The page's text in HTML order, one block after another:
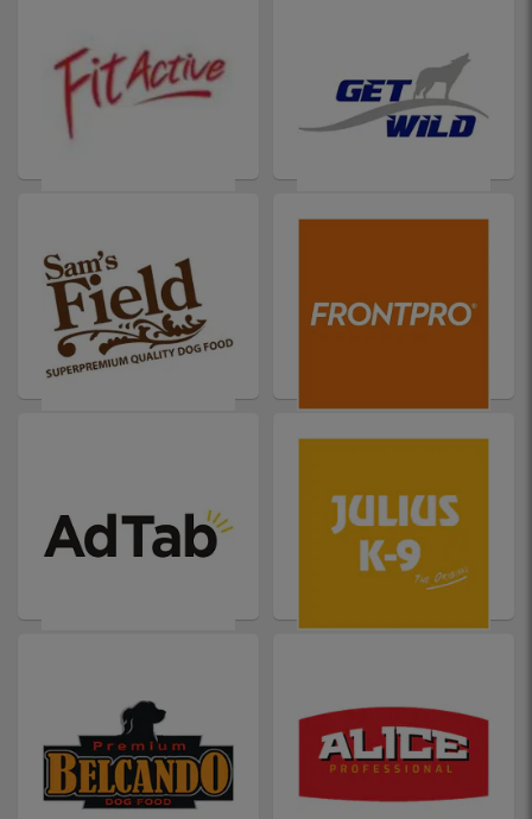
SAM'S FIELD
JULIUS-K9
BELCANDO ALICE